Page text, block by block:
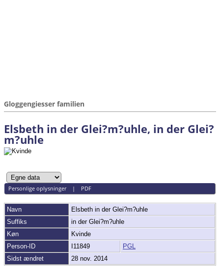
Gloggengiesser familien
Elsbeth in der Glei?m?uhle, in der Glei?
m?uhle
Personlige oplysninger| PDF
Navn Elsbeth in der Glei?m?uhle
Suffiks
in der Glei?m?uhle
Køn
Kvinde
Person-ID
I11849
PGL
Sidst ændret
28 nov. 2014